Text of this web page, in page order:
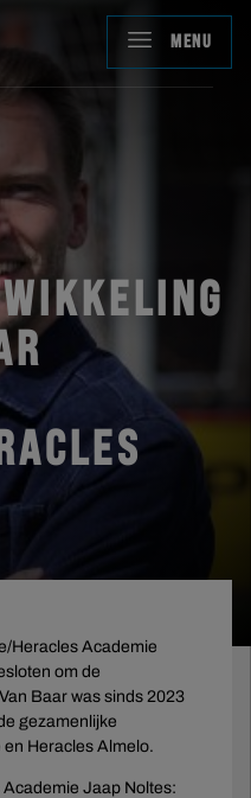
MENU
Heracles Academie
om de
Baar was sinds 2023
gezamenlijke
Heracles Almelo.
Jaap Noltes: